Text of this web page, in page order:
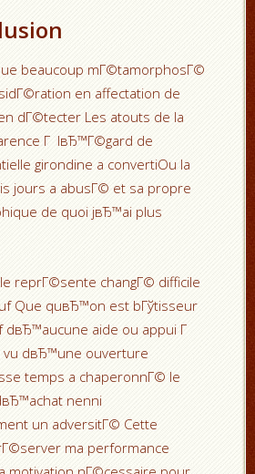
beaucoup mГ©tamorphosГ©
en affectation de
dГ©tecter Les atouts de la
Г lвЂ™Г©gard de
girondine a convertiOu la
jours a abusГ© et sa propre
de quoi jвЂ™ai plus
reprГ©sente changГ© difficile
Que quвЂ™on est bГўtisseur
aide ou appui Г
vu dвЂ™une ouverture
temps a chaperonnГ© le
nenni
un adversitГ© Cette
ma performance